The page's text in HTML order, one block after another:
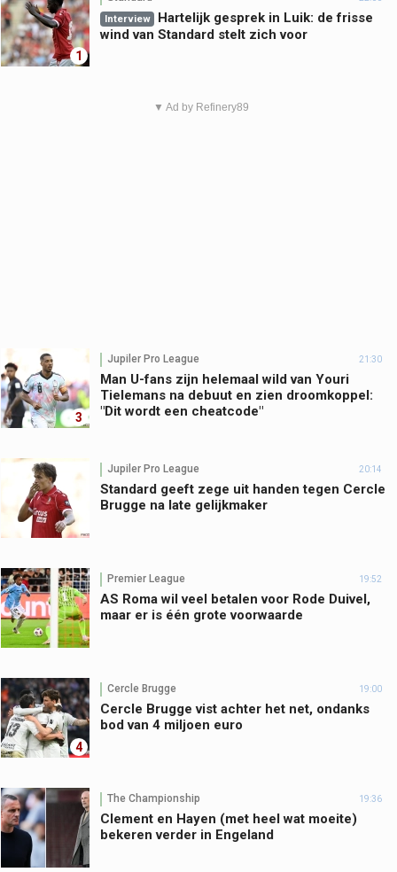
1
Interview
Hartelijk gesprek in Luik: de frisse
wind van Standard stelt zich voor
▼ Ad by Refinery89
3
Jupiler Pro League 21:30
Man U-fans zijn helemaal wild van Youri
Tielemans na debuut en zien droomkoppel:
"Dit wordt een cheatcode"
Jupiler Pro League 20:14
Standard geeft zege uit handen tegen Cercle
Brugge na late gelijkmaker
Premier League 19:52
AS Roma wil veel betalen voor Rode Duivel,
maar er is één grote voorwaarde
4
Cercle Brugge 19:00
Cercle Brugge vist achter het net, ondanks
bod van 4 miljoen euro
The Championship 19:36
Clement en Hayen (met heel wat moeite)
bekeren verder in Engeland